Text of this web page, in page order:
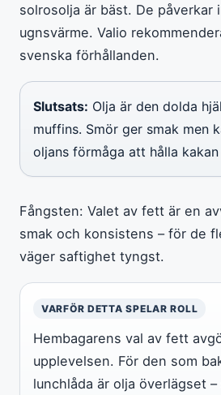
solrosolja är bäst. De påverkar
ugnsvärme. Valio
svenska förhållanden.
Slutsats: Olja är den dolda
muffins. Smör ger smak men
oljans förmåga att hålla
Fångsten: Valet av fett är en
smak och konsistens – för de
väger saftighet tyngst.
VARFÖR DETTA SPELAR ROLL
Hembagarens val av fett
upplevelsen. För den som
lunchlåda är olja överlägset